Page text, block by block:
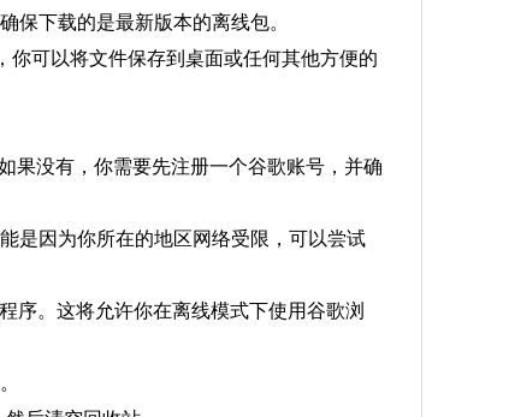
保下载的是最新版本的离线包。
你可以将文件保存到桌面或任何其他方便的
果没有，你需要先注册一个谷歌账号，并确
是因为你所在的地区网络受限，可以尝试
序。这将允许你在离线模式下使用谷歌浏